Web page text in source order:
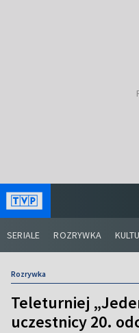
SERIALE ROZRYWKA
Rozrywka
Teleturniej
uczestnicy 20.